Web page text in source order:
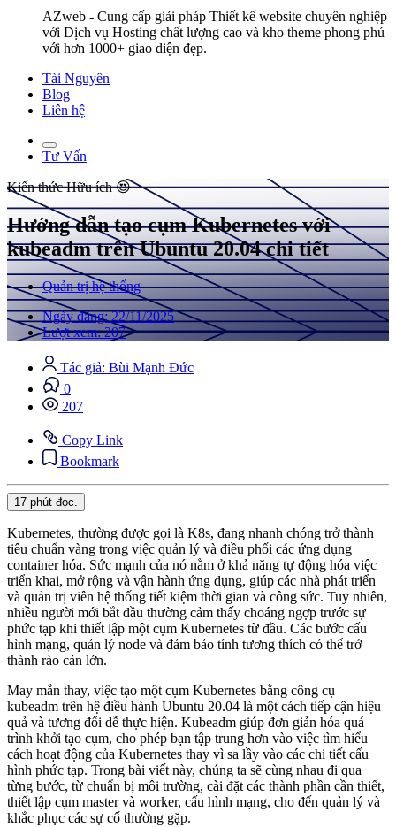
AZweb - Cung cấp giải pháp Thiết kế website chuyên nghiệp
với Dịch vụ Hosting chất lượng cao và kho theme phong phú
với hơn 1000+ giao diện đẹp.
Tài Nguyên
Blog
Liên hệ
Tư Vấn
Kiến thứcHữu ích 😍
Hướng dẫn tạo cụm Kubernetes với
kubeadm trên Ubuntu 20.04 chi tiết
Quản trị hệ thống
Ngày đăng: 22/11/2025
Lượt xem: 207
Tác giả: Bùi Mạnh Đức
0
207
Copy Link
Bookmark
17 phút đọc.
Kubernetes, thường được gọi là K8s, đang nhanh chóng trở thành
tiêu chuẩn vàng trong việc quản lý và điều phối các ứng dụng
container hóa. Sức mạnh của nó nằm ở khả năng tự động hóa việc
triển khai, mở rộng và vận hành ứng dụng, giúp các nhà phát triển
và quản trị viên hệ thống tiết kiệm thời gian và công sức. Tuy nhiên,
nhiều người mới bắt đầu thường cảm thấy choáng ngợp trước sự
phức tạp khi thiết lập một cụm Kubernetes từ đầu. Các bước cấu
hình mạng, quản lý node và đảm bảo tính tương thích có thể trở
thành rào cản lớn.
May mắn thay, việc tạo một cụm Kubernetes bằng công cụ
kubeadm trên hệ điều hành Ubuntu 20.04 là một cách tiếp cận hiệu
quả và tương đối dễ thực hiện. Kubeadm giúp đơn giản hóa quá
trình khởi tạo cụm, cho phép bạn tập trung hơn vào việc tìm hiểu
cách hoạt động của Kubernetes thay vì sa lầy vào các chi tiết cấu
hình phức tạp. Trong bài viết này, chúng ta sẽ cùng nhau đi qua
từng bước, từ chuẩn bị môi trường, cài đặt các thành phần cần thiết,
thiết lập cụm master và worker, cấu hình mạng, cho đến quản lý và
khắc phục các sự cố thường gặp.